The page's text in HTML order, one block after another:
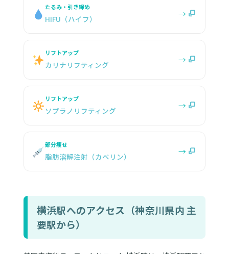
たるみ・引き締め
HIFU（ハイフ） →
リフトアップ
カリナリフティング →
リフトアップ
ソプラノリフティング →
部分痩せ
脂肪溶解注射（カベリン） →
横浜駅へのアクセス（神奈川県内 主
要駅から）